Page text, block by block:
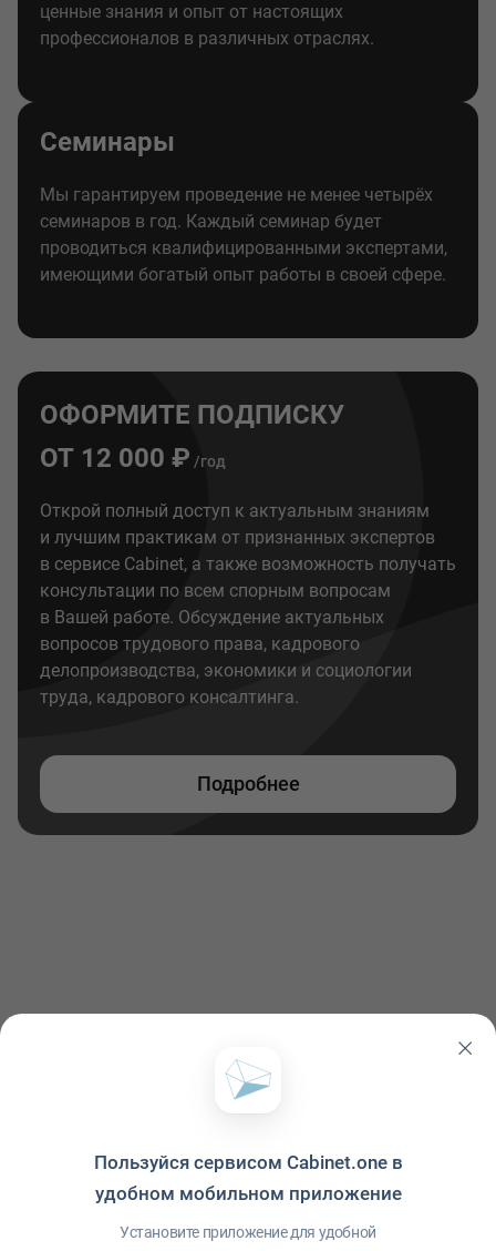
ценные знания и опыт от настоящих
профессионалов в различных отраслях.
Семинары
Мы гарантируем проведение не менее четырёх
семинаров в год. Каждый семинар будет
проводиться квалифицированными экспертами,
имеющими богатый опыт работы в своей сфере.
ОФОРМИТЕ ПОДПИСКУ
ОТ 12 000 ₽ /год
Открой полный доступ к актуальным знаниям
и лучшим практикам от признанных экспертов
в сервисе Cabinet, а также возможность получать
консультации по всем спорным вопросам
в Вашей работе. Обсуждение актуальных
вопросов трудового права, кадрового
делопроизводства, экономики и социологии
труда, кадрового консалтинга.
Подробнее
Политика конфиденциальности Условия использования
Приложение© ООО "Межрегиональный Информационный центр"
Пользуйся сервисом Cabinet.one в
удобном мобильном приложение
Установите приложение для удобной